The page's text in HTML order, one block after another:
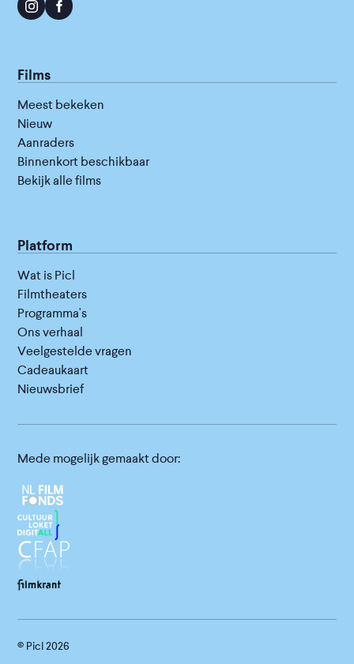
Films
Meest bekeken
Nieuw
Aanraders
Binnenkort beschikbaar
Bekijk alle films
Platform
Wat is Picl
Filmtheaters
Programma's
Ons verhaal
Veelgestelde vragen
Cadeaukaart
Nieuwsbrief
Mede mogelijk gemaakt door:
© Picl2026